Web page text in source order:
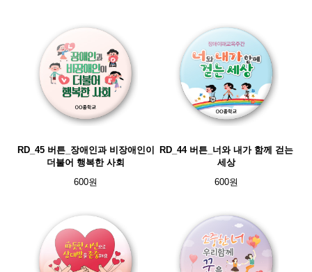
RD_45 버튼_장애인과 비장애인이
더불어 행복한 사회
600원
RD_44 버튼_너와 내가 함께 걷는
세상
600원